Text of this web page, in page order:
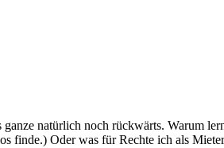
natürlich noch rückwärts. Warum
finde.) Oder was für Rechte ich als